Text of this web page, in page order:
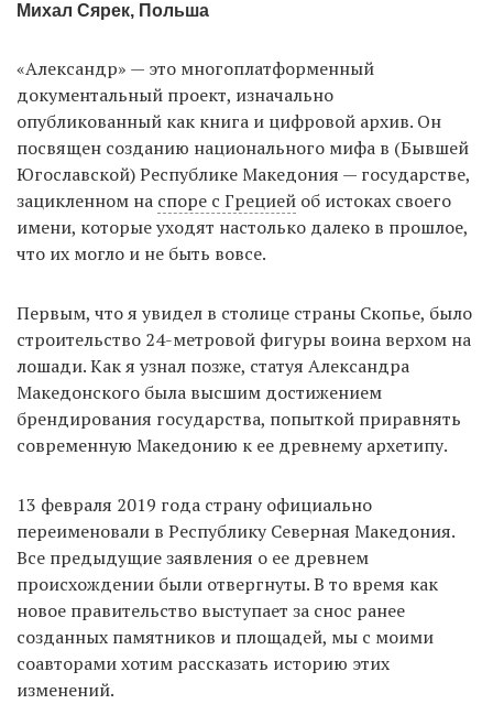
EN
UA
Михал Сярек, Польша
«Александр» — это многоплатформенный
документальный проект, изначально
опубликованный как книга и цифровой архив. Он
посвящен созданию национального мифа в (Бывшей
Югославской) Республике Македония — государстве,
зацикленном на споре с Грецией об истоках своего
имени, которые уходят настолько далеко в прошлое,
что их могло и не быть вовсе.
Первым, что я увидел в столице страны Скопье, было
строительство 24-метровой фигуры воина верхом на
лошади. Как я узнал позже, статуя Александра
Македонского была высшим достижением
брендирования государства, попыткой приравнять
современную Македонию к ее древнему архетипу.
13 февраля 2019 года страну официально
переименовали в Республику Северная Македония.
Все предыдущие заявления о ее древнем
происхождении были отвергнуты. В то время как
новое правительство выступает за снос ранее
созданных памятников и площадей, мы с моими
соавторами хотим рассказать историю этих
изменений.